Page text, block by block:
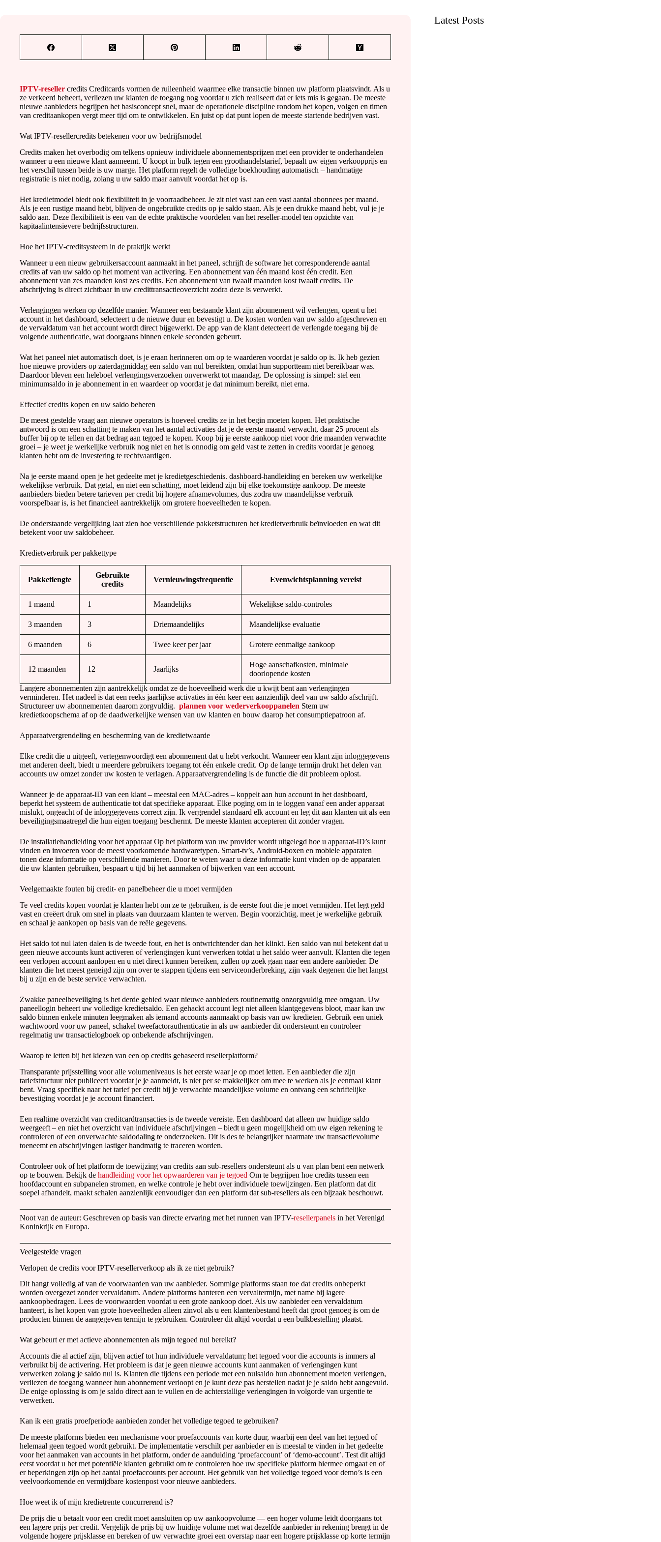
IPTV-reseller credits Creditcards vormen de ruileenheid waarmee elke transactie binnen uw platform plaatsvindt. Als u
ze verkeerd beheert, verliezen uw klanten de toegang nog voordat u zich realiseert dat er iets mis is gegaan. De meeste
nieuwe aanbieders begrijpen het basisconcept snel, maar de operationele discipline rondom het kopen, volgen en timen
van creditaankopen vergt meer tijd om te ontwikkelen. En juist op dat punt lopen de meeste startende bedrijven vast.
Wat IPTV-resellercredits betekenen voor uw bedrijfsmodel
Credits maken het overbodig om telkens opnieuw individuele abonnementsprijzen met een provider te onderhandelen
wanneer u een nieuwe klant aanneemt. U koopt in bulk tegen een groothandelstarief, bepaalt uw eigen verkoopprijs en
het verschil tussen beide is uw marge. Het platform regelt de volledige boekhouding automatisch – handmatige
registratie is niet nodig, zolang u uw saldo maar aanvult voordat het op is.
Het kredietmodel biedt ook flexibiliteit in je voorraadbeheer. Je zit niet vast aan een vast aantal abonnees per maand.
Als je een rustige maand hebt, blijven de ongebruikte credits op je saldo staan. Als je een drukke maand hebt, vul je je
saldo aan. Deze flexibiliteit is een van de echte praktische voordelen van het reseller-model ten opzichte van
kapitaalintensievere bedrijfsstructuren.
Hoe het IPTV-creditsysteem in de praktijk werkt
Wanneer u een nieuw gebruikersaccount aanmaakt in het paneel, schrijft de software het corresponderende aantal
credits af van uw saldo op het moment van activering. Een abonnement van één maand kost één credit. Een
abonnement van zes maanden kost zes credits. Een abonnement van twaalf maanden kost twaalf credits. De
afschrijving is direct zichtbaar in uw credittransactieoverzicht zodra deze is verwerkt.
Verlengingen werken op dezelfde manier. Wanneer een bestaande klant zijn abonnement wil verlengen, opent u het
account in het dashboard, selecteert u de nieuwe duur en bevestigt u. De kosten worden van uw saldo afgeschreven en
de vervaldatum van het account wordt direct bijgewerkt. De app van de klant detecteert de verlengde toegang bij de
volgende authenticatie, wat doorgaans binnen enkele seconden gebeurt.
Wat het paneel niet automatisch doet, is je eraan herinneren om op te waarderen voordat je saldo op is. Ik heb gezien
hoe nieuwe providers op zaterdagmiddag een saldo van nul bereikten, omdat hun supportteam niet bereikbaar was.
Daardoor bleven een heleboel verlengingsverzoeken onverwerkt tot maandag. De oplossing is simpel: stel een
minimumsaldo in je abonnement in en waardeer op voordat je dat minimum bereikt, niet erna.
Effectief credits kopen en uw saldo beheren
De meest gestelde vraag aan nieuwe operators is hoeveel credits ze in het begin moeten kopen. Het praktische
antwoord is om een ​​schatting te maken van het aantal activaties dat je de eerste maand verwacht, daar 25 procent als
buffer bij op te tellen en dat bedrag aan tegoed te kopen. Koop bij je eerste aankoop niet voor drie maanden verwachte
groei – je weet je werkelijke verbruik nog niet en het is onnodig om geld vast te zetten in credits voordat je genoeg
klanten hebt om de investering te rechtvaardigen.
Na je eerste maand open je het gedeelte met je kredietgeschiedenis. dashboard-handleiding en bereken uw werkelijke
wekelijkse verbruik. Dat getal, en niet een schatting, moet leidend zijn bij elke toekomstige aankoop. De meeste
aanbieders bieden betere tarieven per credit bij hogere afnamevolumes, dus zodra uw maandelijkse verbruik
voorspelbaar is, is het financieel aantrekkelijk om grotere hoeveelheden te kopen.
De onderstaande vergelijking laat zien hoe verschillende pakketstructuren het kredietverbruik beïnvloeden en wat dit
betekent voor uw saldobeheer.
Kredietverbruik per pakkettype
Pakketlengte
Gebruikte
credits
Vernieuwingsfrequentie Evenwichtsplanning vereist
1 maand 1 Maandelijks Wekelijkse saldo-controles
3 maanden 3 Driemaandelijks Maandelijkse evaluatie
6 maanden 6 Twee keer per jaar Grotere eenmalige aankoop
12 maanden 12 Jaarlijks
Hoge aanschafkosten, minimale
doorlopende kosten
Langere abonnementen zijn aantrekkelijk omdat ze de hoeveelheid werk die u kwijt bent aan verlengingen
verminderen. Het nadeel is dat een reeks jaarlijkse activaties in één keer een aanzienlijk deel van uw saldo afschrijft.
Structureer uw abonnementen daarom zorgvuldig. plannen voor wederverkooppanelen Stem uw
kredietkoopschema af op de daadwerkelijke wensen van uw klanten en bouw daarop het consumptiepatroon af.
Apparaatvergrendeling en bescherming van de kredietwaarde
Elke credit die u uitgeeft, vertegenwoordigt een abonnement dat u hebt verkocht. Wanneer een klant zijn inloggegevens
met anderen deelt, biedt u meerdere gebruikers toegang tot één enkele credit. Op de lange termijn drukt het delen van
accounts uw omzet zonder uw kosten te verlagen. Apparaatvergrendeling is de functie die dit probleem oplost.
Wanneer je de apparaat-ID van een klant – meestal een MAC-adres – koppelt aan hun account in het dashboard,
beperkt het systeem de authenticatie tot dat specifieke apparaat. Elke poging om in te loggen vanaf een ander apparaat
mislukt, ongeacht of de inloggegevens correct zijn. Ik vergrendel standaard elk account en leg dit aan klanten uit als een
beveiligingsmaatregel die hun eigen toegang beschermt. De meeste klanten accepteren dit zonder vragen.
De installatiehandleiding voor het apparaat Op het platform van uw provider wordt uitgelegd hoe u apparaat-ID’s kunt
vinden en invoeren voor de meest voorkomende hardwaretypen. Smart-tv’s, Android-boxen en mobiele apparaten
tonen deze informatie op verschillende manieren. Door te weten waar u deze informatie kunt vinden op de apparaten
die uw klanten gebruiken, bespaart u tijd bij het aanmaken of bijwerken van een account.
Veelgemaakte fouten bij credit- en panelbeheer die u moet vermijden
Te veel credits kopen voordat je klanten hebt om ze te gebruiken, is de eerste fout die je moet vermijden. Het legt geld
vast en creëert druk om snel in plaats van duurzaam klanten te werven. Begin voorzichtig, meet je werkelijke gebruik
en schaal je aankopen op basis van de reële gegevens.
Het saldo tot nul laten dalen is de tweede fout, en het is ontwrichtender dan het klinkt. Een saldo van nul betekent dat u
geen nieuwe accounts kunt activeren of verlengingen kunt verwerken totdat u het saldo weer aanvult. Klanten die tegen
een verlopen account aanlopen en u niet direct kunnen bereiken, zullen op zoek gaan naar een andere aanbieder. De
klanten die het meest geneigd zijn om over te stappen tijdens een serviceonderbreking, zijn vaak degenen die het langst
bij u zijn en de beste service verwachten.
Zwakke paneelbeveiliging is het derde gebied waar nieuwe aanbieders routinematig onzorgvuldig mee omgaan. Uw
paneellogin beheert uw volledige kredietsaldo. Een gehackt account legt niet alleen klantgegevens bloot, maar kan uw
saldo binnen enkele minuten leegmaken als iemand accounts aanmaakt op basis van uw kredieten. Gebruik een uniek
wachtwoord voor uw paneel, schakel tweefactorauthenticatie in als uw aanbieder dit ondersteunt en controleer
regelmatig uw transactielogboek op onbekende afschrijvingen.
Waarop te letten bij het kiezen van een op credits gebaseerd resellerplatform?
Transparante prijsstelling voor alle volumeniveaus is het eerste waar je op moet letten. Een aanbieder die zijn
tariefstructuur niet publiceert voordat je je aanmeldt, is niet per se makkelijker om mee te werken als je eenmaal klant
bent. Vraag specifiek naar het tarief per credit bij je verwachte maandelijkse volume en ontvang een schriftelijke
bevestiging voordat je je account financiert.
Een realtime overzicht van creditcardtransacties is de tweede vereiste. Een dashboard dat alleen uw huidige saldo
weergeeft – en niet het overzicht van individuele afschrijvingen – biedt u geen mogelijkheid om uw eigen rekening te
controleren of een onverwachte saldodaling te onderzoeken. Dit is des te belangrijker naarmate uw transactievolume
toeneemt en afschrijvingen lastiger handmatig te traceren worden.
Controleer ook of het platform de toewijzing van credits aan sub-resellers ondersteunt als u van plan bent een netwerk
op te bouwen. Bekijk de handleiding voor het opwaarderen van je tegoed Om te begrijpen hoe credits tussen een
hoofdaccount en subpanelen stromen, en welke controle je hebt over individuele toewijzingen. Een platform dat dit
soepel afhandelt, maakt schalen aanzienlijk eenvoudiger dan een platform dat sub-resellers als een bijzaak beschouwt.
Noot van de auteur: Geschreven op basis van directe ervaring met het runnen van IPTV-resellerpanels in het Verenigd
Koninkrijk en Europa.
Veelgestelde vragen
Verlopen de credits voor IPTV-resellerverkoop als ik ze niet gebruik?
Dit hangt volledig af van de voorwaarden van uw aanbieder. Sommige platforms staan ​​toe dat credits onbeperkt
worden overgezet zonder vervaldatum. Andere platforms hanteren een vervaltermijn, met name bij lagere
aankoopbedragen. Lees de voorwaarden voordat u een grote aankoop doet. Als uw aanbieder een vervaldatum
hanteert, is het kopen van grote hoeveelheden alleen zinvol als u een klantenbestand heeft dat groot genoeg is om de
producten binnen de aangegeven termijn te gebruiken. Controleer dit altijd voordat u een bulkbestelling plaatst.
Wat gebeurt er met actieve abonnementen als mijn tegoed nul bereikt?
Accounts die al actief zijn, blijven actief tot hun individuele vervaldatum; het tegoed voor die accounts is immers al
verbruikt bij de activering. Het probleem is dat je geen nieuwe accounts kunt aanmaken of verlengingen kunt
verwerken zolang je saldo nul is. Klanten die tijdens een periode met een nulsaldo hun abonnement moeten verlengen,
verliezen de toegang wanneer hun abonnement verloopt en je kunt deze pas herstellen nadat je je saldo hebt aangevuld.
De enige oplossing is om je saldo direct aan te vullen en de achterstallige verlengingen in volgorde van urgentie te
verwerken.
Kan ik een gratis proefperiode aanbieden zonder het volledige tegoed te gebruiken?
De meeste platforms bieden een mechanisme voor proefaccounts van korte duur, waarbij een deel van het tegoed of
helemaal geen tegoed wordt gebruikt. De implementatie verschilt per aanbieder en is meestal te vinden in het gedeelte
voor het aanmaken van accounts in het platform, onder de aanduiding ‘proefaccount’ of ‘demo-account’. Test dit altijd
eerst voordat u het met potentiële klanten gebruikt om te controleren hoe uw specifieke platform hiermee omgaat en of
er beperkingen zijn op het aantal proefaccounts per account. Het gebruik van het volledige tegoed voor demo’s is een
veelvoorkomende en vermijdbare kostenpost voor nieuwe aanbieders.
Hoe weet ik of mijn kredietrente concurrerend is?
De prijs die u betaalt voor een credit moet aansluiten op uw aankoopvolume — een hoger volume leidt doorgaans tot
een lagere prijs per credit. Vergelijk de prijs bij uw huidige volume met wat dezelfde aanbieder in rekening brengt in de
volgende hogere prijsklasse en bereken of uw verwachte groei een overstap naar een hogere prijsklasse op korte termijn
Latest Posts